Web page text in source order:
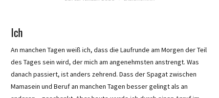
Ich
An manchen Tagen weiß ich, dass die Laufrunde am Morgen der Teil
des Tages sein wird, der mich am angenehmsten anstrengt. Was
danach passiert, ist anders zehrend. Dass der Spagat zwischen
Mamasein und Beruf an manchen Tagen besser gelingt als an